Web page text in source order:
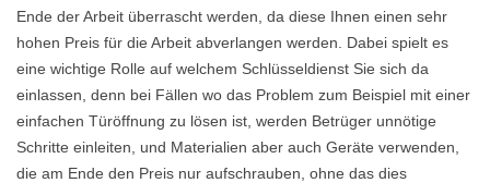
Ende der Arbeit überrascht werden, da diese Ihnen einen sehr
hohen Preis für die Arbeit abverlangen werden. Dabei spielt es
eine wichtige Rolle auf welchem Schlüsseldienst Sie sich da
einlassen, denn bei Fällen wo das Problem zum Beispiel mit einer
einfachen Türöffnung zu lösen ist, werden Betrüger unnötige
Schritte einleiten, und Materialien aber auch Geräte verwenden,
die am Ende den Preis nur aufschrauben, ohne das dies